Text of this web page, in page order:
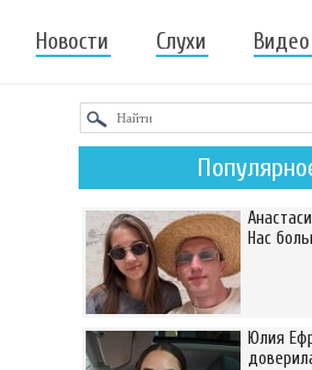
Новости Слухи Видео
Нас
Юлия